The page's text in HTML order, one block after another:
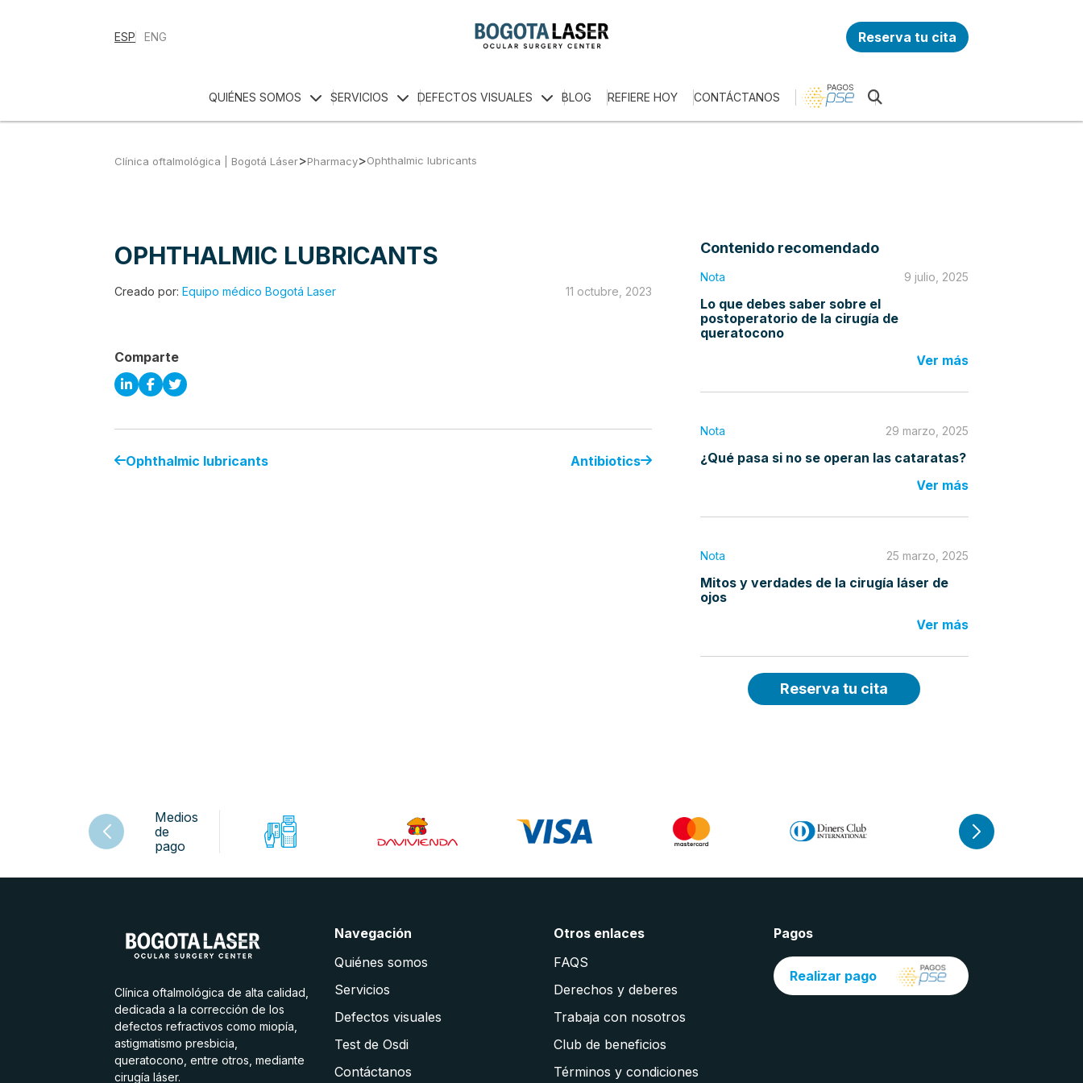
ESP ENG Reserva tu cita
QUIÉNES SOMOS SERVICIOS DEFECTOS VISUALES BLOG REFIERE HOY CONTÁCTANOS
Clínica oftalmológica | Bogotá Láser>Pharmacy>Ophthalmic lubricants
OPHTHALMIC LUBRICANTS
Creado por: Equipo médico Bogotá Laser 11 octubre, 2023
Comparte
Ophthalmic lubricants Antibiotics
Contenido recomendado
Nota 9 julio, 2025
Lo que debes saber sobre el
postoperatorio de la cirugía de
queratocono
Ver más
Nota 29 marzo, 2025
¿Qué pasa si no se operan las cataratas?
Ver más
Nota 25 marzo, 2025
Mitos y verdades de la cirugía láser de
ojos
Ver más
Reserva tu cita
Medios
de
pago
Clínica oftalmológica de alta calidad,
dedicada a la corrección de los
defectos refractivos como miopía,
astigmatismo presbicia,
queratocono, entre otros, mediante
cirugía láser.
Navegación
Quiénes somos
Servicios
Defectos visuales
Test de Osdi
Contáctanos
Otros enlaces
FAQS
Derechos y deberes
Trabaja con nosotros
Club de beneficios
Términos y condiciones
Pagos
Realizar pago